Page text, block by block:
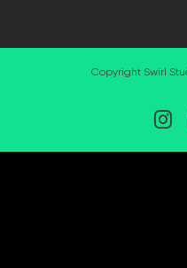
Copyright Swirl